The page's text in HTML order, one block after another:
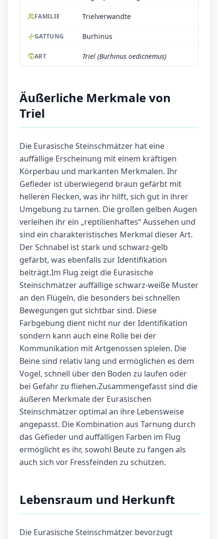
FAMILIE Trielverwandte
GATTUNG Burhinus
ART Triel (Burhinus oedicnemus)
Äußerliche Merkmale von
Triel
Die Eurasische Steinschmätzer hat eine
auffällige Erscheinung mit einem kräftigen
Körperbau und markanten Merkmalen. Ihr
Gefieder ist überwiegend braun gefärbt mit
helleren Flecken, was ihr hilft, sich gut in ihrer
Umgebung zu tarnen. Die großen gelben Augen
verleihen ihr ein „reptilienhaftes“ Aussehen und
sind ein charakteristisches Merkmal dieser Art.
Der Schnabel ist stark und schwarz-gelb
gefärbt, was ebenfalls zur Identifikation
beiträgt.Im Flug zeigt die Eurasische
Steinschmätzer auffällige schwarz-weiße Muster
an den Flügeln, die besonders bei schnellen
Bewegungen gut sichtbar sind. Diese
Farbgebung dient nicht nur der Identifikation
sondern kann auch eine Rolle bei der
Kommunikation mit Artgenossen spielen. Die
Beine sind relativ lang und ermöglichen es dem
Vogel, schnell über den Boden zu laufen oder
bei Gefahr zu fliehen.Zusammengefasst sind die
äußeren Merkmale der Eurasischen
Steinschmätzer optimal an ihre Lebensweise
angepasst. Die Kombination aus Tarnung durch
das Gefieder und auffälligen Farben im Flug
ermöglicht es ihr, sowohl Beute zu fangen als
auch sich vor Fressfeinden zu schützen.
Lebensraum und Herkunft
Die Eurasische Steinschmätzer bevorzugt